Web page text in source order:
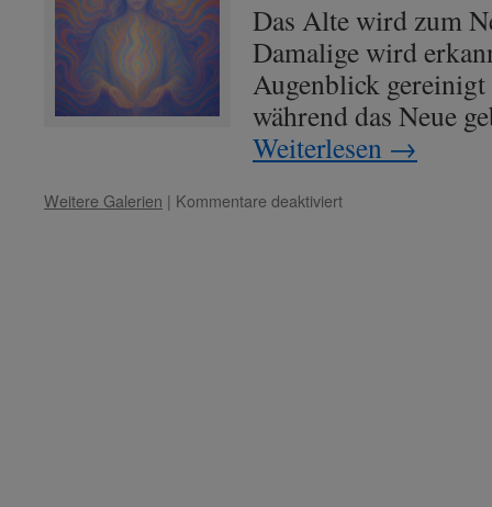
Das Alte wird zum
Damalige wird
Augenblick gereinigt
während das Neue
Weiterlesen →
Weitere Galerien | Kommentare deaktiviertfür